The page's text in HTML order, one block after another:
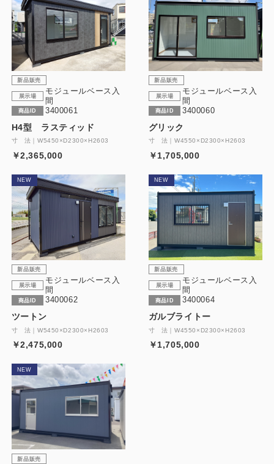
新品販売
展示場
モジュールベース入
間
商品ID 3400061
H4型 ラスティッド
寸 法｜W5450×D2300×H2603
￥2,365,000
新品販売
展示場
モジュールベース入
間
商品ID 3400060
グリック
寸 法｜W4550×D2300×H2603
￥1,705,000
NEW
新品販売
展示場
モジュールベース入
間
商品ID 3400062
ツートン
寸 法｜W5450×D2300×H2603
￥2,475,000
NEW
新品販売
展示場
モジュールベース入
間
商品ID 3400064
ガルブライトー
寸 法｜W4550×D2300×H2603
￥1,705,000
NEW
新品販売